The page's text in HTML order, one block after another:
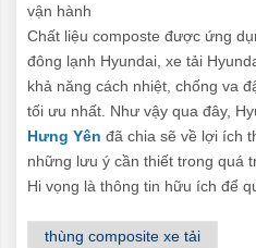
vận hành
Chất liệu composte được ứng
đông lạnh Hyundai, xe tải
khả năng cách nhiệt, chống va
tối ưu nhất. Như vậy qua đây,
Hưng Yên đã chia sẽ về lợi ích
những lưu ý cần thiết trong quá
Hi vọng là thông tin hữu ích để
thùng composite xe tải